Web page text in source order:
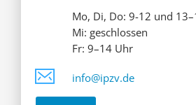
Mo, Di, Do: 9-12 und
Mi: geschlossen
Fr: 9–14 Uhr
info@ipzv.de